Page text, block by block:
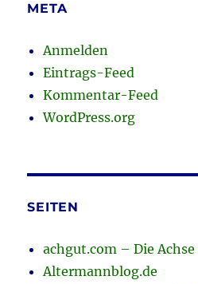
META
Anmelden
Eintrags-Feed
Kommentar-Feed
WordPress.org
SEITEN
achgut.com – Die Achse
Altermannblog.de